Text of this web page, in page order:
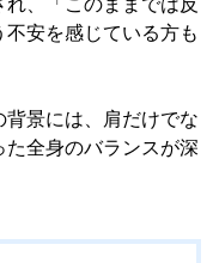
、「このままでは反
安を感じている方も
景には、肩だけでな
た全身のバランスが深